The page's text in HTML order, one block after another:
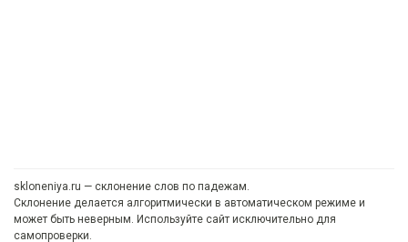
skloneniya.ru — склонение слов по падежам.
Склонение делается алгоритмически в автоматическом режиме и
может быть неверным. Используйте сайт исключительно для
самопроверки.